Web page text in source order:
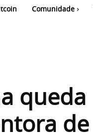
Comunidade
queda
de